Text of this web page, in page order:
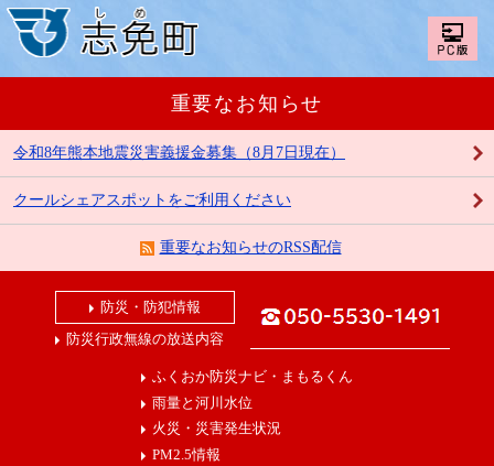
重要なお知らせ
令和8年熊本地震災害義援金募集（8月7日現在）
クールシェアスポットをご利用ください
重要なお知らせのRSS配信
防災・防犯情報
防災行政無線の放送内容
ふくおか防災ナビ・まもるくん
雨量と河川水位
火災・災害発生状況
PM2.5情報